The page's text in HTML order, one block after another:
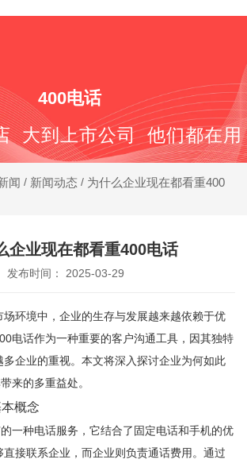
400电话
大到上市公司 他们都在用
闻 / 新闻动态 / 为什么企业现在都看重400
企业现在都看重400电话
发布时间： 2025-03-29
环境中，企业的生存与发展越来越依赖于优
电话作为一种重要的客户沟通工具，因其独特
多企业的重视。本文将深入探讨企业为何如此
来的多重益处。
概念
一种电话服务，它结合了固定电话和手机的优
直接联系企业，而企业则负责通话费用。通过